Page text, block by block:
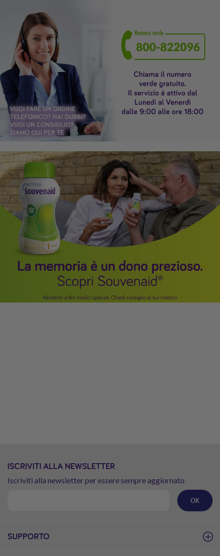
ISCRIVITI ALLA NEWSLETTER
Iscriviti alla newsletter per essere sempre aggiornato
OK
SUPPORTO